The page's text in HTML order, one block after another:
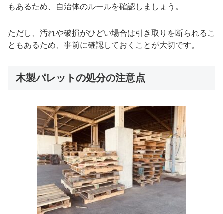
もあるため、自治体のルールを確認しましょう。
ただし、汚れや破損がひどい場合は引き取りを断られるこ
ともあるため、事前に確認しておくことが大切です。
木製パレットの処分の注意点